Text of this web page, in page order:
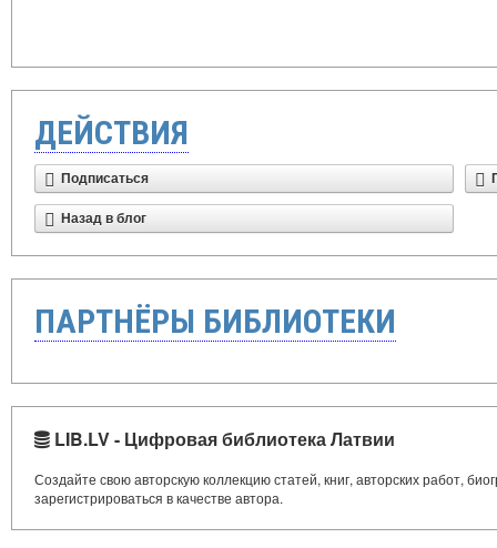
ДЕЙСТВИЯ
Подписаться
Назад в блог
ПАРТНЁРЫ БИБЛИОТЕКИ
LIB.LV - Цифровая библиотека Латвии
Создайте свою авторскую коллекцию статей, книг, авторских работ,
зарегистрироваться в качестве автора.